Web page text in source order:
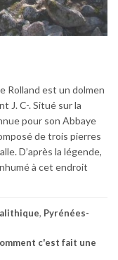
Rolland est un dolmen
J. C-. Situé sur la
pour son Abbaye
de trois pierres
D’après la légende,
à cet endroit
, Pyrénées-
c'est fait une